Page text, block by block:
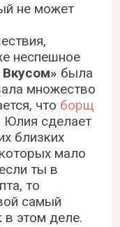
не может
неспешное
была
множество
что борщ
Юлия сделает
близких
мало
ты в
то
самый
этом деле.